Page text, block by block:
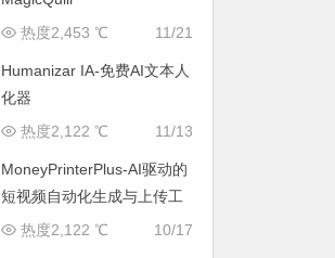
11/21
热度2,453 ℃
Humanizar IA-免费AI文本人
化器
11/13
热度2,122 ℃
MoneyPrinterPlus-AI驱动的
短视频自动化生成与上传工
具
10/17
热度2,122 ℃